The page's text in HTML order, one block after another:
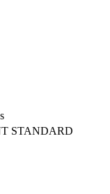
STANDARD